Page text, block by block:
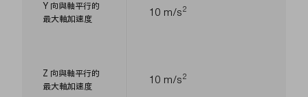
Y 向與軸平行的
最大軸加速度
Z 向與軸平行的
最大軸加速度
10 m/s2
10 m/s2